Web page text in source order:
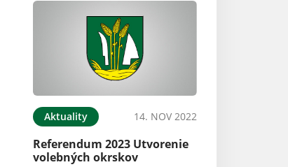
Aktuality 14. NOV 2022
Referendum 2023 Utvorenie
volebných okrskov